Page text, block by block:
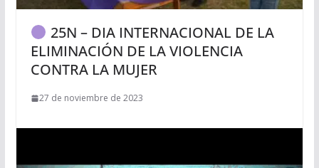
25N – DIA INTERNACIONAL DE LA
ELIMINACIÓN DE LA VIOLENCIA
CONTRA LA MUJER
27 de noviembre de 2023